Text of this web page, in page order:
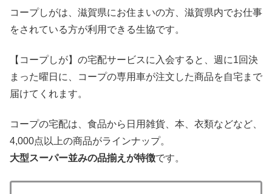
コープしがは、滋賀県にお住まいの方、滋賀県内でお仕事
をされている方が利用できる生協です。
【コープしが】の宅配サービスに入会すると、週に1回決
まった曜日に、コープの専用車が注文した商品を自宅まで
届けてくれます。
コープの宅配は、食品から日用雑貨、本、衣類などなど、
4,000点以上の商品がラインナップ。
大型スーパー並みの品揃えが特徴です。